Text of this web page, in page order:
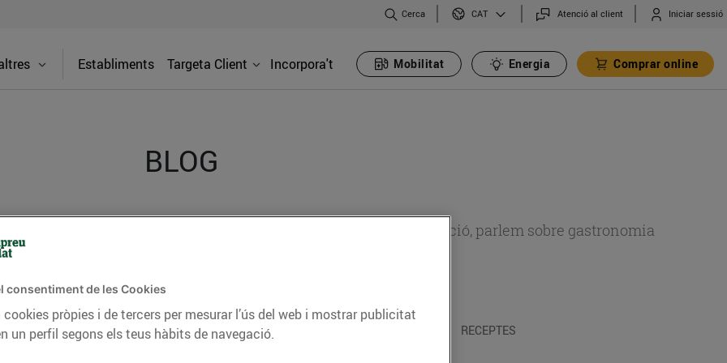
Cerca CAT Atenció al client Iniciar sessió
Establiments Targeta Client Incorpora't Mobilitat Energia Comprar online
BLOG
consells nutricionals, informació d’actualitat sobre alimentació, parlem sobre gastronomia
CONSELLS I HÀBITS SALUDABLES ENERGIA RECEPTES
consentiment de les Cookies
pròpies i de tercers per mesurar l’ús del web i mostrar publicitat
un perfil segons els teus hàbits de navegació.